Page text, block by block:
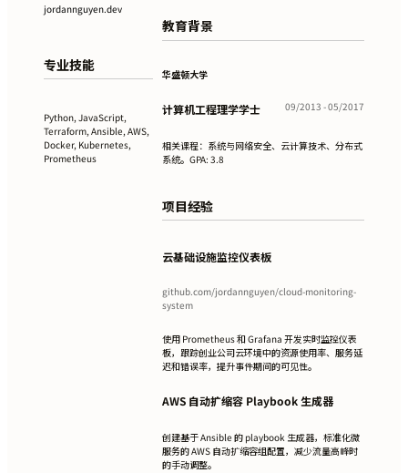
jordannguyen.dev
专业技能
Python, JavaScript,
Terraform, Ansible, AWS,
Docker, Kubernetes,
Prometheus
教育背景
华盛顿大学
计算机工程理学学士 09/2013 - 05/2017
相关课程：系统与网络安全、云计算技术、分布式
系统。GPA: 3.8
项目经验
云基础设施监控仪表板
github.com/jordannguyen/cloud-monitoring-
system
使用 Prometheus 和 Grafana 开发实时监控仪表
板，跟踪创业公司云环境中的资源使用率、服务延
迟和错误率，提升事件期间的可见性。
AWS 自动扩缩容 Playbook 生成器
创建基于 Ansible 的 playbook 生成器，标准化微
服务的 AWS 自动扩缩容组配置，减少流量高峰时
的手动调整。